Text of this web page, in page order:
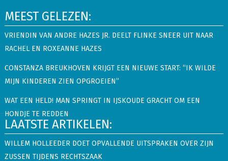
MEEST GELEZEN:
VRIENDIN VAN ANDRE HAZES JR. DEELT FLINKE SNEER UIT NAAR
RACHEL EN ROXEANNE HAZES
CONSTANZA BREUKHOVEN KRIJGT EEN NIEUWE START: “IK WILDE
MIJN KINDEREN ZIEN OPGROEIEN”
WAT EEN HELD! MAN SPRINGT IN IJSKOUDE GRACHT OM EEN
HONDJE TE REDDEN
LAATSTE ARTIKELEN:
WILLEM HOLLEEDER DOET OPVALLENDE UITSPRAKEN OVER ZIJN
ZUSSEN TIJDENS RECHTSZAAK